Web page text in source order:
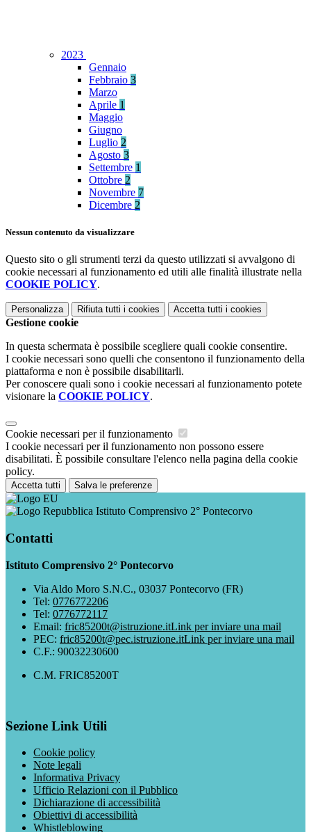
2023
Gennaio
Febbraio 3
Marzo
Aprile 1
Maggio
Giugno
Luglio 2
Agosto 3
Settembre 1
Ottobre 2
Novembre 7
Dicembre 2
Nessun contenuto da visualizzare
Questo sito o gli strumenti terzi da questo utilizzati si avvalgono di
cookie necessari al funzionamento ed utili alle finalità illustrate nella
COOKIE POLICY.
Personalizza Rifiuta tutti i cookies Accetta tutti i cookies
Gestione cookie
In questa schermata è possibile scegliere quali cookie consentire.
I cookie necessari sono quelli che consentono il funzionamento della
piattaforma e non è possibile disabilitarli.
Per conoscere quali sono i cookie necessari al funzionamento potete
visionare la COOKIE POLICY.
Cookie necessari per il funzionamento
I cookie necessari per il funzionamento non possono essere
disabilitati. È possibile consultare l'elenco nella pagina della cookie
policy.
Accetta tutti Salva le preferenze
Istituto Comprensivo 2° Pontecorvo
Contatti
Istituto Comprensivo 2° Pontecorvo
Via Aldo Moro S.N.C., 03037 Pontecorvo (FR)
Tel: 0776772206
Tel: 0776772117
Email: fric85200t@istruzione.itLink per inviare una mail
PEC: fric85200t@pec.istruzione.itLink per inviare una mail
C.F.: 90032230600
C.M. FRIC85200T
Sezione Link Utili
Cookie policy
Note legali
Informativa Privacy
Ufficio Relazioni con il Pubblico
Dichiarazione di accessibilità
Obiettivi di accessibilità
Whistleblowing